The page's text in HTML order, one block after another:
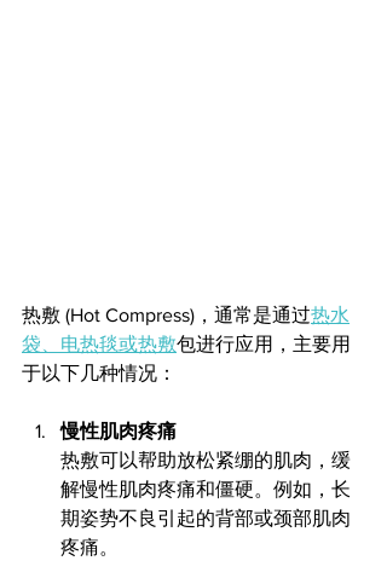
热敷 (Hot Compress)，通常是通过热水
袋、电热毯或热敷包进行应用，主要用
于以下几种情况：
慢性肌肉疼痛
热敷可以帮助放松紧绷的肌肉，缓
解慢性肌肉疼痛和僵硬。例如，长
期姿势不良引起的背部或颈部肌肉
疼痛。